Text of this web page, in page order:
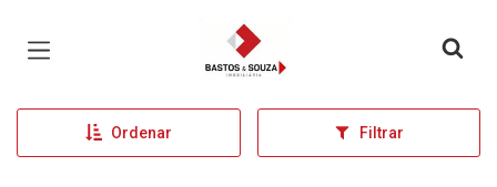
Página inicial
Ordenar Filtrar